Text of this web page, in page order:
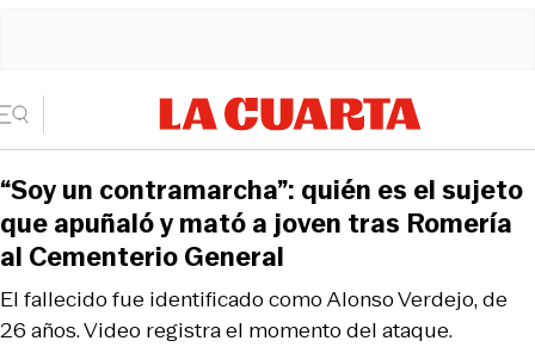
El fallecido fue identificado como Alonso Verdejo, de
26 años. Video registra el momento del ataque.
“Soy un contramarcha”: quién es el sujeto
que apuñaló y mató a joven tras Romería
al Cementerio General